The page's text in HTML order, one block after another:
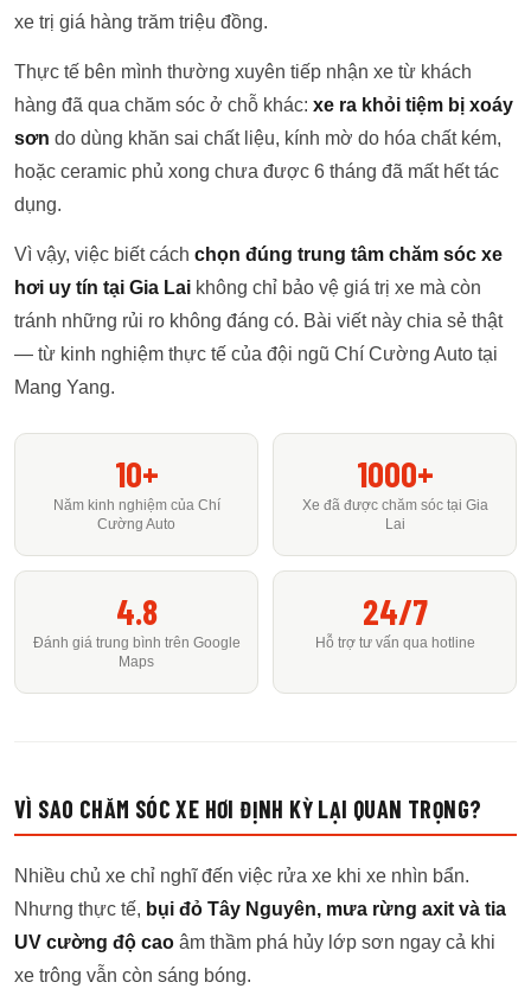
xe trị giá hàng trăm triệu đồng.
Thực tế bên mình thường xuyên tiếp nhận xe từ khách
hàng đã qua chăm sóc ở chỗ khác: xe ra khỏi tiệm bị xoáy
sơn do dùng khăn sai chất liệu, kính mờ do hóa chất kém,
hoặc ceramic phủ xong chưa được 6 tháng đã mất hết tác
dụng.
Vì vậy, việc biết cách chọn đúng trung tâm chăm sóc xe
hơi uy tín tại Gia Lai không chỉ bảo vệ giá trị xe mà còn
tránh những rủi ro không đáng có. Bài viết này chia sẻ thật
— từ kinh nghiệm thực tế của đội ngũ Chí Cường Auto tại
Mang Yang.
10+
Năm kinh nghiệm của Chí
Cường Auto
1000+
Xe đã được chăm sóc tại Gia
Lai
4.8
Đánh giá trung bình trên Google
Maps
24/7
Hỗ trợ tư vấn qua hotline
VÌ SAO CHĂM SÓC XE HƠI ĐỊNH KỲ LẠI QUAN TRỌNG?
Nhiều chủ xe chỉ nghĩ đến việc rửa xe khi xe nhìn bẩn.
Nhưng thực tế, bụi đỏ Tây Nguyên, mưa rừng axit và tia
UV cường độ cao âm thầm phá hủy lớp sơn ngay cả khi
xe trông vẫn còn sáng bóng.